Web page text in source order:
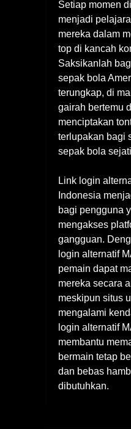
Setiap momen
menjadi
mereka dalam
top di kancah
Saksikanlah
sepak bola
terungkap, di
gairah bertemu
menciptakan
terlupakan bagi
sepak bola
Link login
Indonesia
bagi pengguna
mengakses
gangguan.
login alternatif
pemain dapat
mereka secara
meskipun situs
mengalami
login alternatif
membantu
bermain tetap
dan bebas
dibutuhkan.